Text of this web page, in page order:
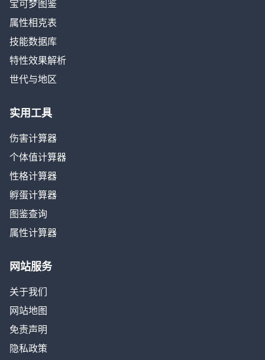
宝可梦图鉴
属性相克表
技能数据库
特性效果解析
世代与地区
实用工具
伤害计算器
个体值计算器
性格计算器
孵蛋计算器
图鉴查询
属性计算器
网站服务
关于我们
网站地图
免责声明
隐私政策